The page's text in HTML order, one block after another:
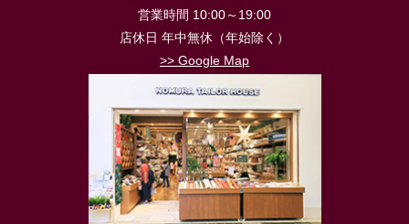
営業時間 10:00～19:00
店休日 年中無休（年始除く）
>> Google Map